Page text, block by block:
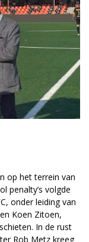
op het terrein van
penalty’s volgde
onder leiding van
Koen Zitoen,
In de rust
Rob Metz kreeg